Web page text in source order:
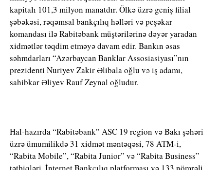
kapitalı 101,3 milyon manatdır. Ölkə üzrə geniş filial
şəbəkəsi, rəqəmsal bankçılıq həlləri və peşəkar
komandası ilə Rabitəbank müştərilərinə dəyər yaradan
xidmətlər təqdim etməyə davam edir. Bankın əsas
səhmdarları “Azərbaycan Banklar Assosiasiyası”nın
prezidenti Nuriyev Zakir Əlibala oğlu və iş adamı,
sahibkar Əliyev Rauf Zeynal oğludur.
Hal-hazırda “Rabitəbank” ASC 19 region və Bakı şəhəri
üzrə ümumilikdə 31 xidmət məntəqəsi, 78 ATM-i,
“Rabita Mobile”, “Rabita Junior” və “Rabita Business”